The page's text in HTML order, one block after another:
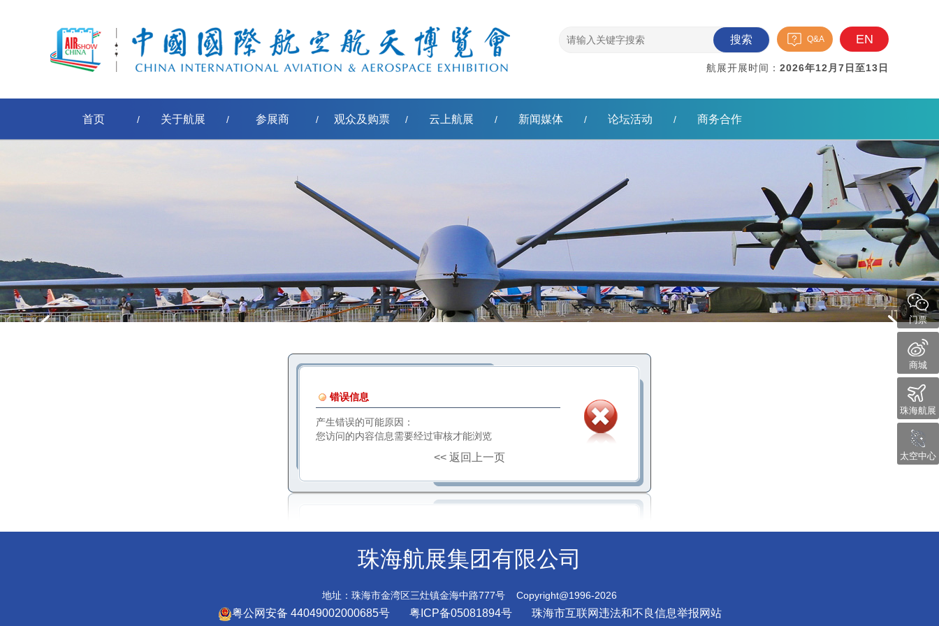
搜索 Q&A EN
航展开展时间： 2026年12月7日至13日
首页 / 关于航展 / 参展商 / 观众及购票 / 云上航展 / 新闻媒体 / 论坛活动 / 商务合作
[err:数据源标签'pe-取得节点名称'模板转换错误，原因：扩展函数不能返回空值。]
错误信息
产生错误的可能原因：
您访问的内容信息需要经过审核才能浏览
<< 返回上一页
珠海航展集团有限公司
地址：珠海市金湾区三灶镇金海中路777号 Copyright@1996-2026
粤公网安备 44049002000685号 粤ICP备05081894号 珠海市互联网违法和不良信息举报网站
门票
商城
珠海航展
太空中心